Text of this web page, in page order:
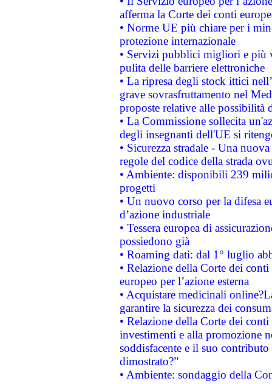
afferma la Corte dei conti
• Norme UE più chiare per i
protezione internazionale
• Servizi pubblici migliori e più
pulita delle barriere elettroniche
• La ripresa degli stock ittici
grave sovrasfruttamento nel
proposte relative alle possibilità
• La Commissione sollecita
degli insegnanti dell'UE si
• Sicurezza stradale - Una
regole del codice della strada
• Ambiente: disponibili 239
progetti
• Un nuovo corso per la difesa
d’azione industriale
• Tessera europea di
possiedono già
• Roaming dati: dal 1° luglio
• Relazione della Corte dei
europeo per l’azione esterna
• Acquistare medicinali
garantire la sicurezza dei
• Relazione della Corte dei
investimenti e alla promozione
soddisfacente e il suo
dimostrato?”
• Ambiente: sondaggio della